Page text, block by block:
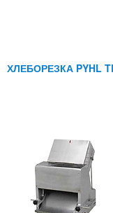
ХЛЕБОРЕЗКА PYHL